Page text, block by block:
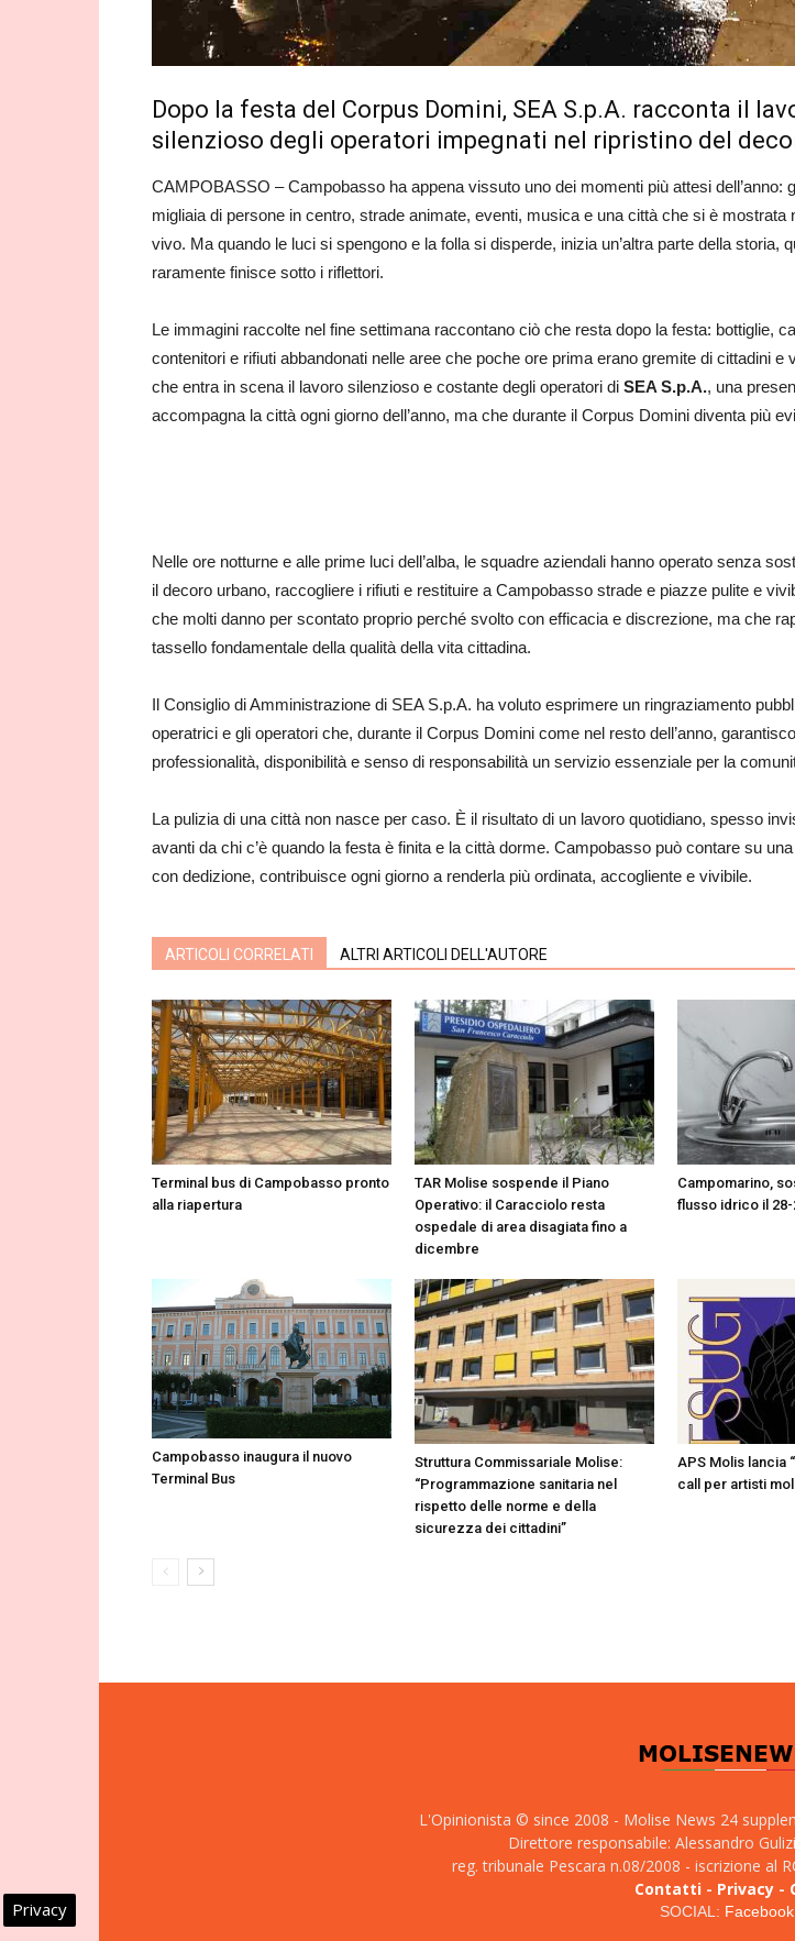
Dopo la festa del Corpus Domini, SEA S.p.A. racconta il
silenzioso degli operatori impegnati nel ripristino del
CAMPOBASSO – Campobasso ha appena vissuto uno dei momenti più attesi dell’anno:
migliaia di persone in centro, strade animate, eventi, musica e una città che si è mostrata
vivo. Ma quando le luci si spengono e la folla si disperde, inizia un’altra parte della storia,
raramente finisce sotto i riflettori.
Le immagini raccolte nel fine settimana raccontano ciò che resta dopo la festa: bottiglie,
contenitori e rifiuti abbandonati nelle aree che poche ore prima erano gremite di cittadini e
che entra in scena il lavoro silenzioso e costante degli operatori di SEA S.p.A., una
accompagna la città ogni giorno dell’anno, ma che durante il Corpus Domini diventa più
Nelle ore notturne e alle prime luci dell’alba, le squadre aziendali hanno operato senza
il decoro urbano, raccogliere i rifiuti e restituire a Campobasso strade e piazze pulite e
che molti danno per scontato proprio perché svolto con efficacia e discrezione, ma che
tassello fondamentale della qualità della vita cittadina.
Il Consiglio di Amministrazione di SEA S.p.A. ha voluto esprimere un ringraziamento
operatrici e gli operatori che, durante il Corpus Domini come nel resto dell’anno,
professionalità, disponibilità e senso di responsabilità un servizio essenziale per la
La pulizia di una città non nasce per caso. È il risultato di un lavoro quotidiano, spesso
avanti da chi c’è quando la festa è finita e la città dorme. Campobasso può contare su
con dedizione, contribuisce ogni giorno a renderla più ordinata, accogliente e vivibile.
ARTICOLI CORRELATI ALTRI ARTICOLI DELL'AUTORE
Terminal bus di Campobasso pronto
alla riapertura
TAR Molise sospende il Piano
Operativo: il Caracciolo resta
ospedale di area disagiata fino a
dicembre
Campomarino,
flusso idrico il 28-
Campobasso inaugura il nuovo
Terminal Bus
Struttura Commissariale Molise:
“Programmazione sanitaria nel
rispetto delle norme e della
sicurezza dei cittadini”
APS Molis lancia
call per artisti
L'Opinionista © since 2008 - Molise News 24
Direttore responsabile: Alessandro
reg. tribunale Pescara n.08/2008 - iscrizione al
Contatti- Privacy-
SOCIAL: Facebook
Privacy